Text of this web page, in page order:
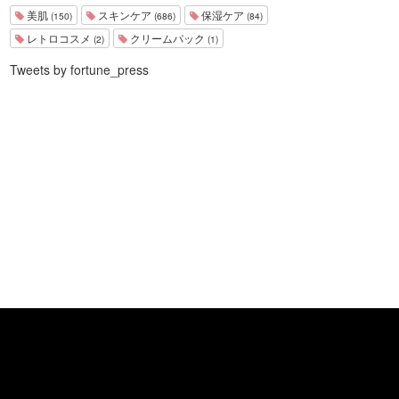
美肌 (150) スキンケア (686) 保湿ケア (84)
レトロコスメ (2) クリームパック (1)
Tweets by fortune_press